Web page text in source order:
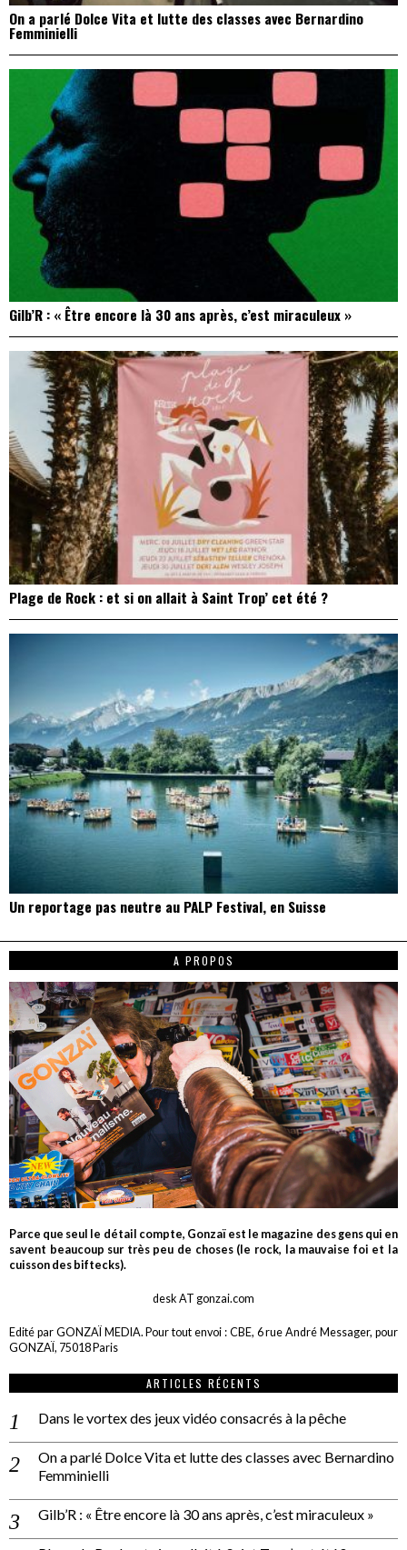
On a parlé Dolce Vita et lutte des classes avec Bernardino
Femminielli
Gilb’R : « Être encore là 30 ans après, c’est miraculeux »
Plage de Rock : et si on allait à Saint Trop’ cet été ?
Un reportage pas neutre au PALP Festival, en Suisse
A PROPOS
Parce que seul le détail compte, Gonzaï est le magazine des gens qui en
savent beaucoup sur très peu de choses (le rock, la mauvaise foi et la
cuisson des biftecks).
desk AT gonzai.com
Edité par GONZAÏ MEDIA. Pour tout envoi : CBE, 6 rue André Messager, pour
GONZAÏ, 75018 Paris
ARTICLES RÉCENTS
Dans le vortex des jeux vidéo consacrés à la pêche
On a parlé Dolce Vita et lutte des classes avec Bernardino
Femminielli
Gilb’R : « Être encore là 30 ans après, c’est miraculeux »